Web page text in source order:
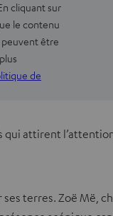
cliquant sur
le contenu
être
de
qui attirent
terres. Zoë Më,